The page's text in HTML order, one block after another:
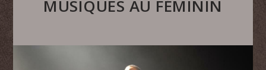
MUSIQUES AU FÉMININ